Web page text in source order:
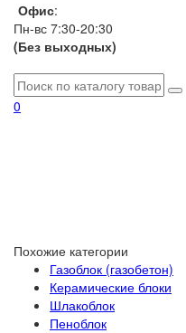
Офис:
Пн-вс 7:30-20:30
(Без выходных)
0
Похожие категории
Газоблок (газобетон)
Керамические блоки
Шлакоблок
Пеноблок